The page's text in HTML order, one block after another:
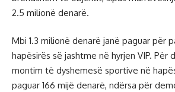
2.5 milionë denarë.
Mbi 1.3 milionë denarë janë paguar për
hapësirës së jashtme në hyrjen VIP. Për
montim të dyshemesë sportive në
paguar 166 mijë denarë, ndërsa për